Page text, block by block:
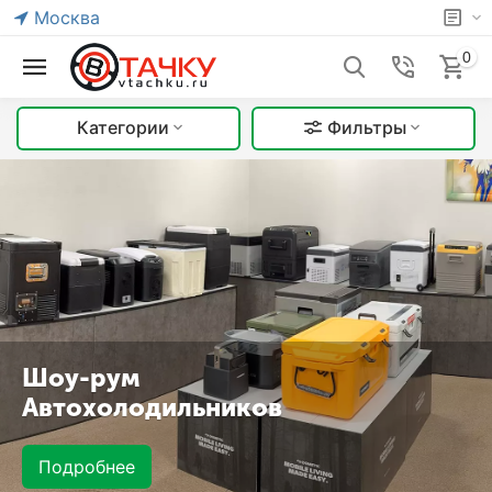
Москва
0
Категории Фильтры
Шоу-рум
Автохолодильников
Подробнее